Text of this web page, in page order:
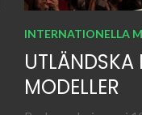
INTERNATIONELLA
MODELLER